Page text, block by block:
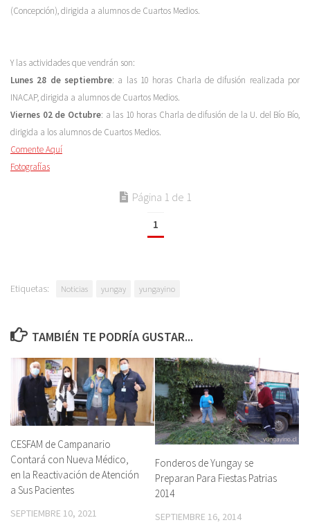
(Concepción), dirigida a alumnos de Cuartos Medios.
Y las actividades que vendrán son:
Lunes 28 de septiembre: a las 10 horas Charla de difusión realizada por
INACAP, dirigida a alumnos de Cuartos Medios.
Viernes 02 de Octubre: a las 10 horas Charla de difusión de la U. del Bío Bío,
dirigida a los alumnos de Cuartos Medios.
Comente Aquí
Fotografías
Página 1 de 1
1
Etiquetas: Noticias yungay yungayino
TAMBIÉN TE PODRÍA GUSTAR...
CESFAM de Campanario
Contará con Nueva Médico,
en la Reactivación de Atención
a Sus Pacientes
SEPTIEMBRE 10, 2021
Fonderos de Yungay se
Preparan Para Fiestas Patrias
2014
SEPTIEMBRE 16, 2014